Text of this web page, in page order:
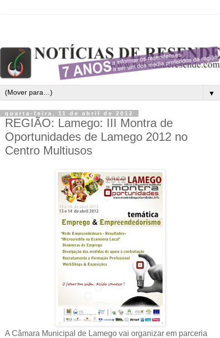
▼
quarta-feira, 11 de abril de 2012
REGIÃO: Lamego: III Montra de
Oportunidades de Lamego 2012 no
Centro Multiusos
A Câmara Municipal de Lamego vai organizar em parceria